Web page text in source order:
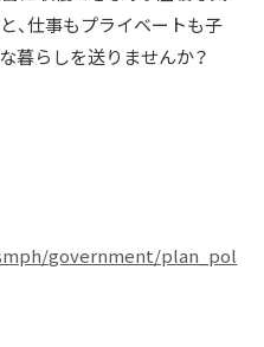
、仕事もプライベートも子
暮らしを送りませんか？
government/plan_pol